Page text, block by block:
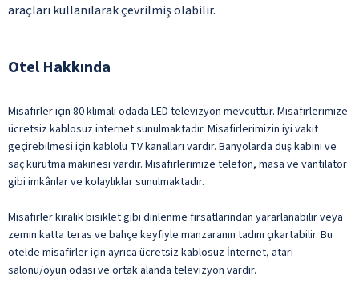
araçları kullanılarak çevrilmiş olabilir.
Otel Hakkında
Misafirler için 80 klimalı odada LED televizyon mevcuttur. Misafirlerimize
ücretsiz kablosuz internet sunulmaktadır. Misafirlerimizin iyi vakit
geçirebilmesi için kablolu TV kanalları vardır. Banyolarda duş kabini ve
saç kurutma makinesi vardır. Misafirlerimize telefon, masa ve vantilatör
gibi imkânlar ve kolaylıklar sunulmaktadır.
Misafirler kiralık bisiklet gibi dinlenme fırsatlarından yararlanabilir veya
zemin katta teras ve bahçe keyfiyle manzaranın tadını çıkartabilir. Bu
otelde misafirler için ayrıca ücretsiz kablosuz İnternet, atari
salonu/oyun odası ve ortak alanda televizyon vardır.